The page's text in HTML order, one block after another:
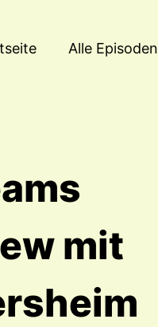
Alle Episoden
mit